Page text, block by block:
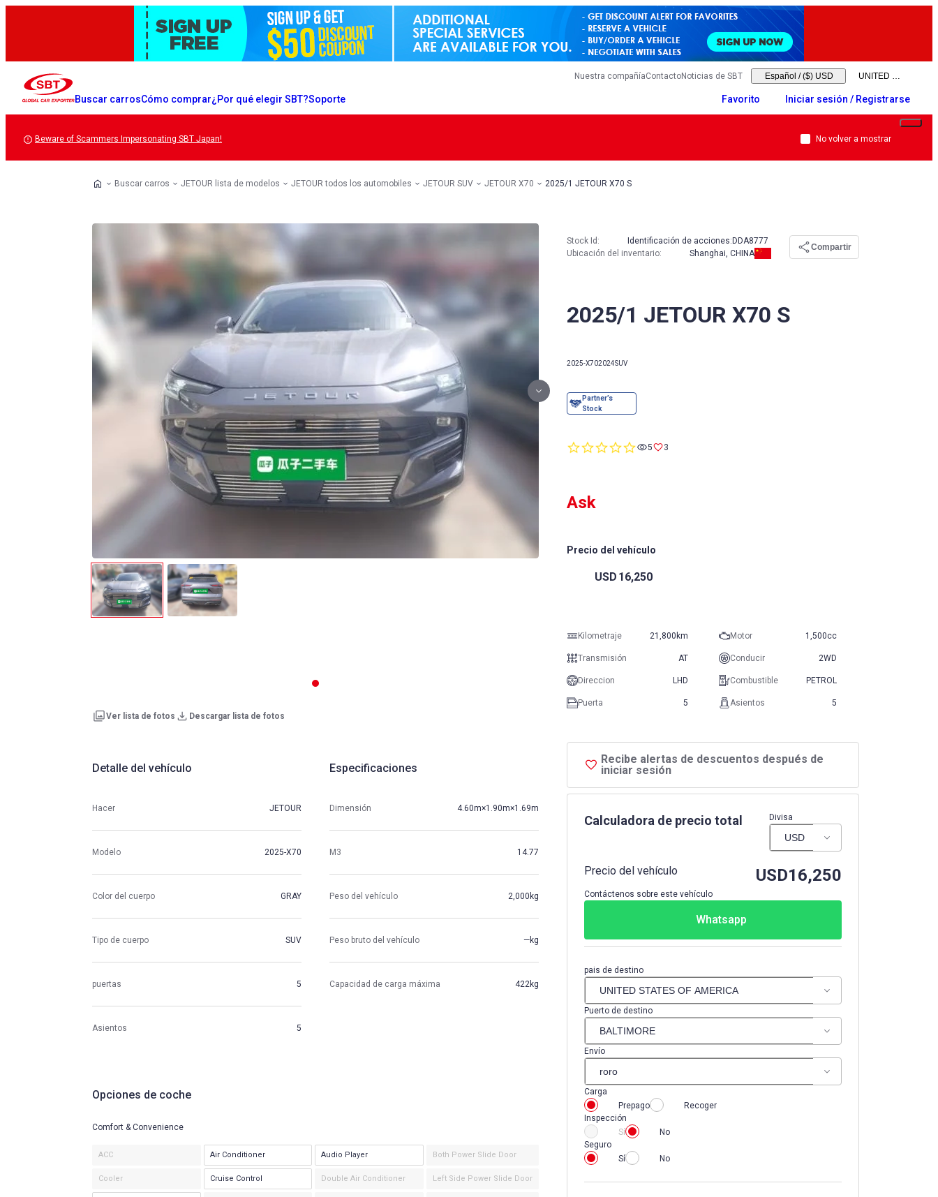
Buscar carrosCómo comprar¿Por qué elegir SBT?Soporte
Nuestra compañíaContactoNoticias de SBT Español / ($) USD
Favorito Iniciar sesión / Registrarse
Beware of Scammers Impersonating SBT Japan! No volver a mostrar
Buscar carros JETOUR lista de modelos JETOUR todos los automobiles JETOUR SUV JETOUR X70 2025/1 JETOUR X70 S
2025/1 JETOUR X70 S
2025-X702024SUV
Stock Id: Identificación de acciones: DDA8777
Ubicación del inventario: Shanghai, CHINA
Compartir
Ver lista de fotos Descargar lista de fotos
0.05 3
Ask
Precio del vehículo
USD 16,250
Recibe alertas de descuentos después de
iniciar sesión
Kilometraje 21,800km Motor 1,500cc
Transmisión AT Conducir 2WD
Direccion LHD Combustible PETROL
Puerta 5 Asientos 5
Calculadora de precio total Divisa
Precio del vehículo USD16,250
Contáctenos sobre este vehículo
Whatsapp
pais de destino
Puerto de destino
Envío
Carga
Prepago
Recoger
Inspección
Sí
No
Seguro
Sí
No
Detalle del vehículo
Hacer JETOUR
Modelo 2025-X70
Color del cuerpo GRAY
Tipo de cuerpo SUV
puertas 5
Asientos 5
Especificaciones
Dimensión 4.60m×1.90m×1.69m
M3 14.77
Peso del vehículo 2,000kg
Peso bruto del vehículo —kg
Capacidad de carga máxima 422kg
Opciones de coche
Comfort & Convenience
ACC Air Conditioner Audio Player Both Power Slide Door
Cooler Cruise Control Double Air Conditioner Left Side Power Slide Door